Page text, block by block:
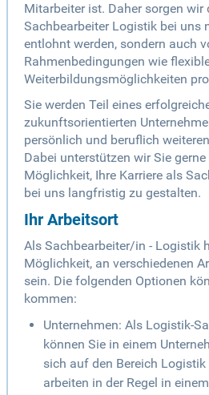
Mitarbeiter ist. Daher sorgen wir
Sachbearbeiter Logistik bei uns
entlohnt werden, sondern auch
Rahmenbedingungen wie
Weiterbildungsmöglichkeiten
Sie werden Teil eines
zukunftsorientierten
persönlich und beruflich
Dabei unterstützen wir Sie
Möglichkeit, Ihre Karriere als
bei uns langfristig zu gestalten.
Ihr Arbeitsort
Als Sachbearbeiter/in - Logistik
Möglichkeit, an verschiedenen
sein. Die folgenden Optionen
kommen:
Unternehmen: Als Logistik-
können Sie in einem
sich auf den Bereich
arbeiten in der Regel in